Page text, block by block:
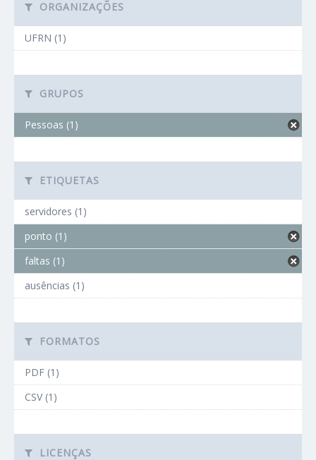
ORGANIZAÇÕES
UFRN (1)
GRUPOS
Pessoas (1)
ETIQUETAS
servidores (1)
ponto (1)
faltas (1)
ausências (1)
FORMATOS
PDF (1)
CSV (1)
LICENÇAS